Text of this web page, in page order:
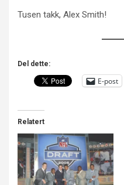
Tusen takk, Alex Smith!
Del dette:
E-post
Relatert